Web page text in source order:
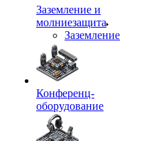
Заземление и
молниезащита
Заземление
Конференц-
оборудование